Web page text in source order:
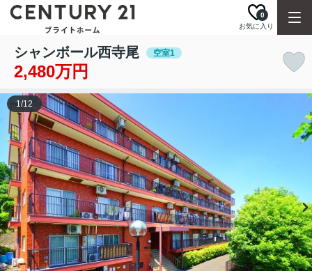
お気に入り
0
シャンボール西寺尾 空室1
2,480万円
1/12